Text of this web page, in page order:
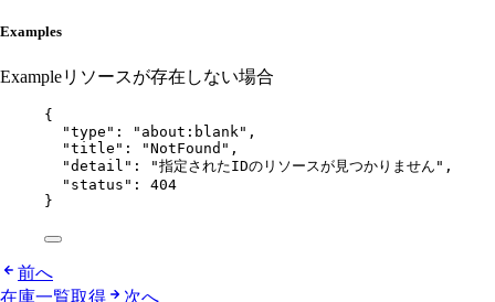
Examples
Exampleリソースが存在しない場合
{
"type" : " about:blank " ,
"title" : "NotFound " ,
"detail" : "指定されたIDのリソースが見つかりません " ,
"status" : 404
}
前へ
在庫一覧取得
次へ